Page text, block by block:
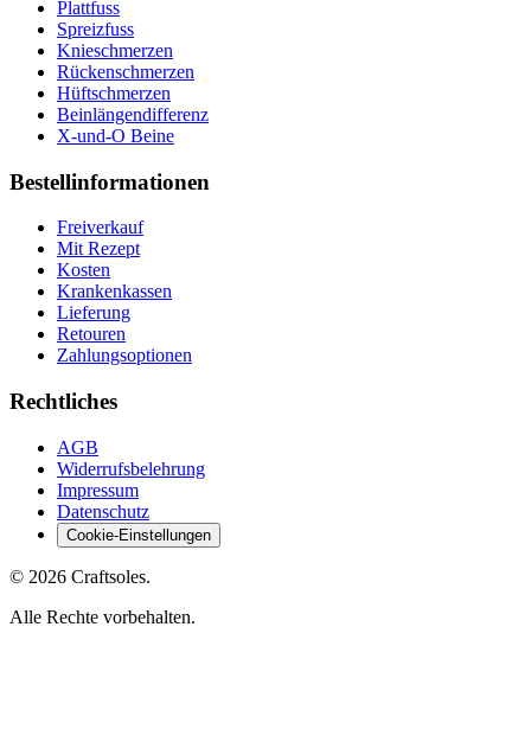
Plattfuss
Spreizfuss
Knieschmerzen
Rückenschmerzen
Hüftschmerzen
Beinlängendifferenz
X-und-O Beine
Bestellinformationen
Freiverkauf
Mit Rezept
Kosten
Krankenkassen
Lieferung
Retouren
Zahlungsoptionen
Rechtliches
AGB
Widerrufsbelehrung
Impressum
Datenschutz
Cookie-Einstellungen
© 2026 Craftsoles.
Alle Rechte vorbehalten.